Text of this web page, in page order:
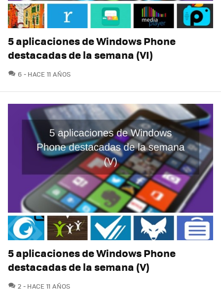
5 aplicaciones de Windows Phone
destacadas de la semana (VI)
6 COMENTARIOS
HACE 11 AÑOS
5 aplicaciones de Windows Phone
destacadas de la semana (V)
2 COMENTARIOS
HACE 11 AÑOS